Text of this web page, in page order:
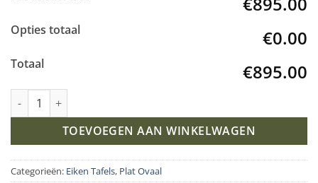
Opties totaal €0.00
Totaal €895.00
Eiken plat ovale tafel met Octo onderstel aantal
TOEVOEGEN AAN WINKELWAGEN
Categorieën: Eiken Tafels, Plat Ovaal